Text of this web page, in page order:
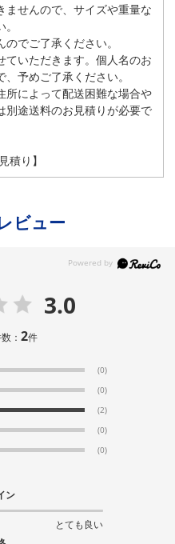
ませんので、サイズや重量な
でご了承ください。
ていただきます。個人名のお
予めご了承ください。
所によって配送困難な場合や
別途送料のお見積りが必要で
積り】
ビュー
3.0
：2件
(0)
(0)
(2)
(0)
(0)
ン
とても良い